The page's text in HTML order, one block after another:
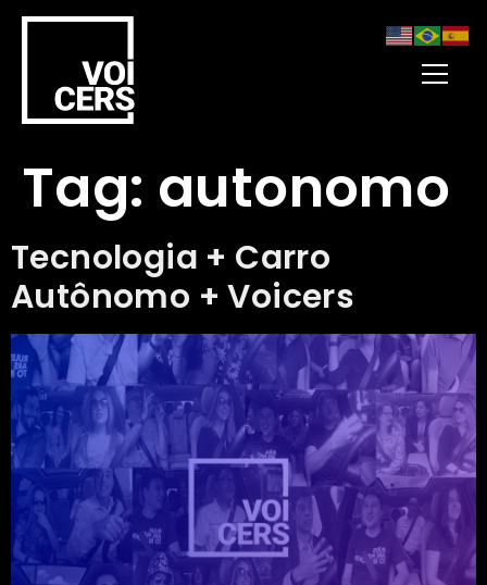
Tag: autonomo
Tecnologia + Carro
Autônomo + Voicers